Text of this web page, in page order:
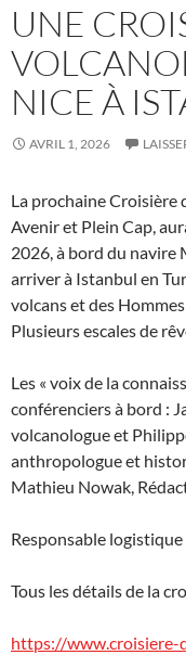
UNE
NICE À
AVRIL 1, 2026
La prochaine Croisière
Avenir et Plein Cap,
2026, à bord du navire
arriver à Istanbul en
volcans et des
Plusieurs escales de
Les « voix de la
conférenciers à bord :
volcanologue et
anthropologue et
Mathieu Nowak,
Responsable
Tous les détails de la
https://www.croisiere-